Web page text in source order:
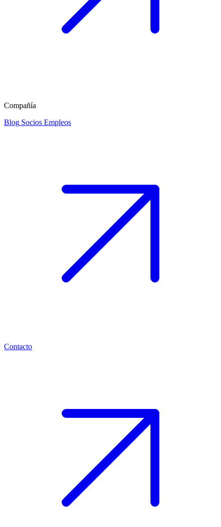
Compañía
Blog Socios Empleos
Contacto